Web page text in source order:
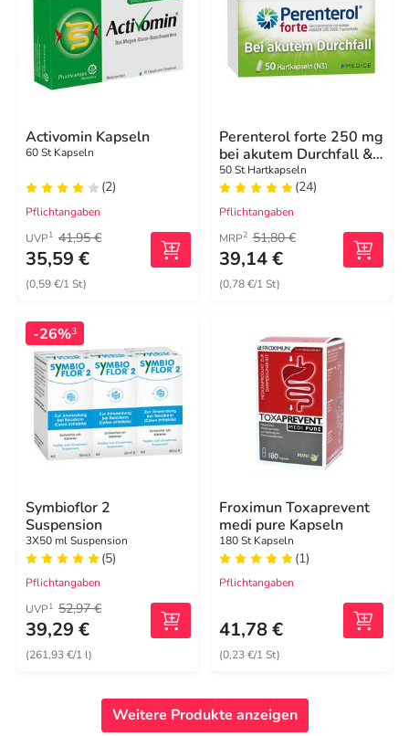
Activomin Kapseln
60 St Kapseln
(2)
Pflichtangaben
UVP1 41,95 €
35,59 €
(0,59 €/1 St)
Perenterol forte 250 mg
bei akutem Durchfall &
zur Vorbeugung
50 St Hartkapseln
(24)
Pflichtangaben
MRP2 51,80 €
39,14 €
(0,78 €/1 St)
-26%3
Symbioflor 2
Suspension
3X50 ml Suspension
(5)
Pflichtangaben
UVP1 52,97 €
39,29 €
(261,93 €/1 l)
Froximun Toxaprevent
medi pure Kapseln
180 St Kapseln
(1)
Pflichtangaben
41,78 €
(0,23 €/1 St)
Weitere Produkte anzeigen